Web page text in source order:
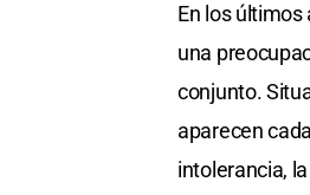
En los últimos
una
conjunto.
aparecen
intolerancia,